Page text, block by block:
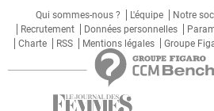
Qui sommes-nous ? L'équipe Notre
Recrutement
Données personnelles
Charte
RSS Mentions légales Groupe